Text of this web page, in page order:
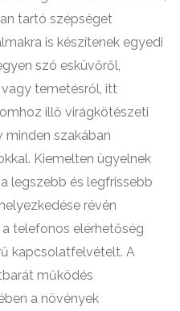
tartó szépséget
is készítenek egyedi
szó esküvőről,
temetésről, itt
illő virágkötészeti
minden szakában
Kiemelten ügyelnek
legszebb és legfrissebb
révén
telefonos elérhetőség
kapcsolatfelvételt. A
működés
a növények